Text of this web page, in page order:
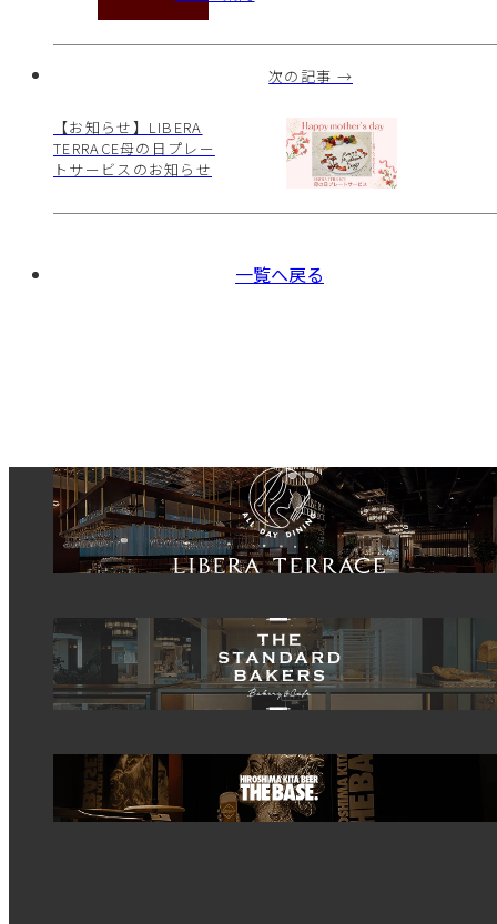
次の記事 →
【お知らせ】LIBERA
TERRACE母の日プレー
トサービスのお知らせ
一覧へ戻る